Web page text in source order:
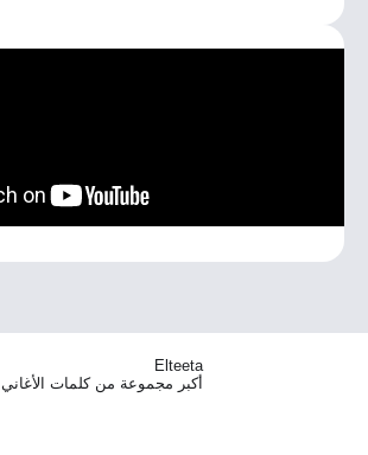
Elteeta
أكبر مجموعة من كلمات الأغاني